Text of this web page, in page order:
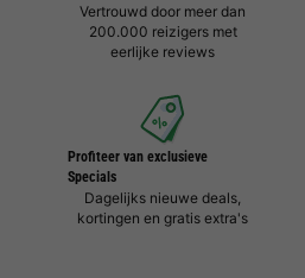
Vertrouwd door meer dan
200.000 reizigers met
eerlijke reviews
Profiteer van exclusieve
Specials
Dagelijks nieuwe deals,
kortingen en gratis extra's